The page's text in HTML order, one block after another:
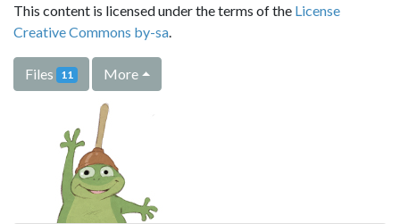
This content is licensed under the terms of the License
Creative Commons by-sa
Files 11 More